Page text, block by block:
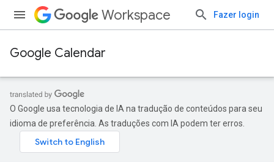
Workspace Fazer login
Google Calendar
O Google usa tecnologia de IA na tradução de conteúdos para seu
idioma de preferência. As traduções com IA podem ter erros.